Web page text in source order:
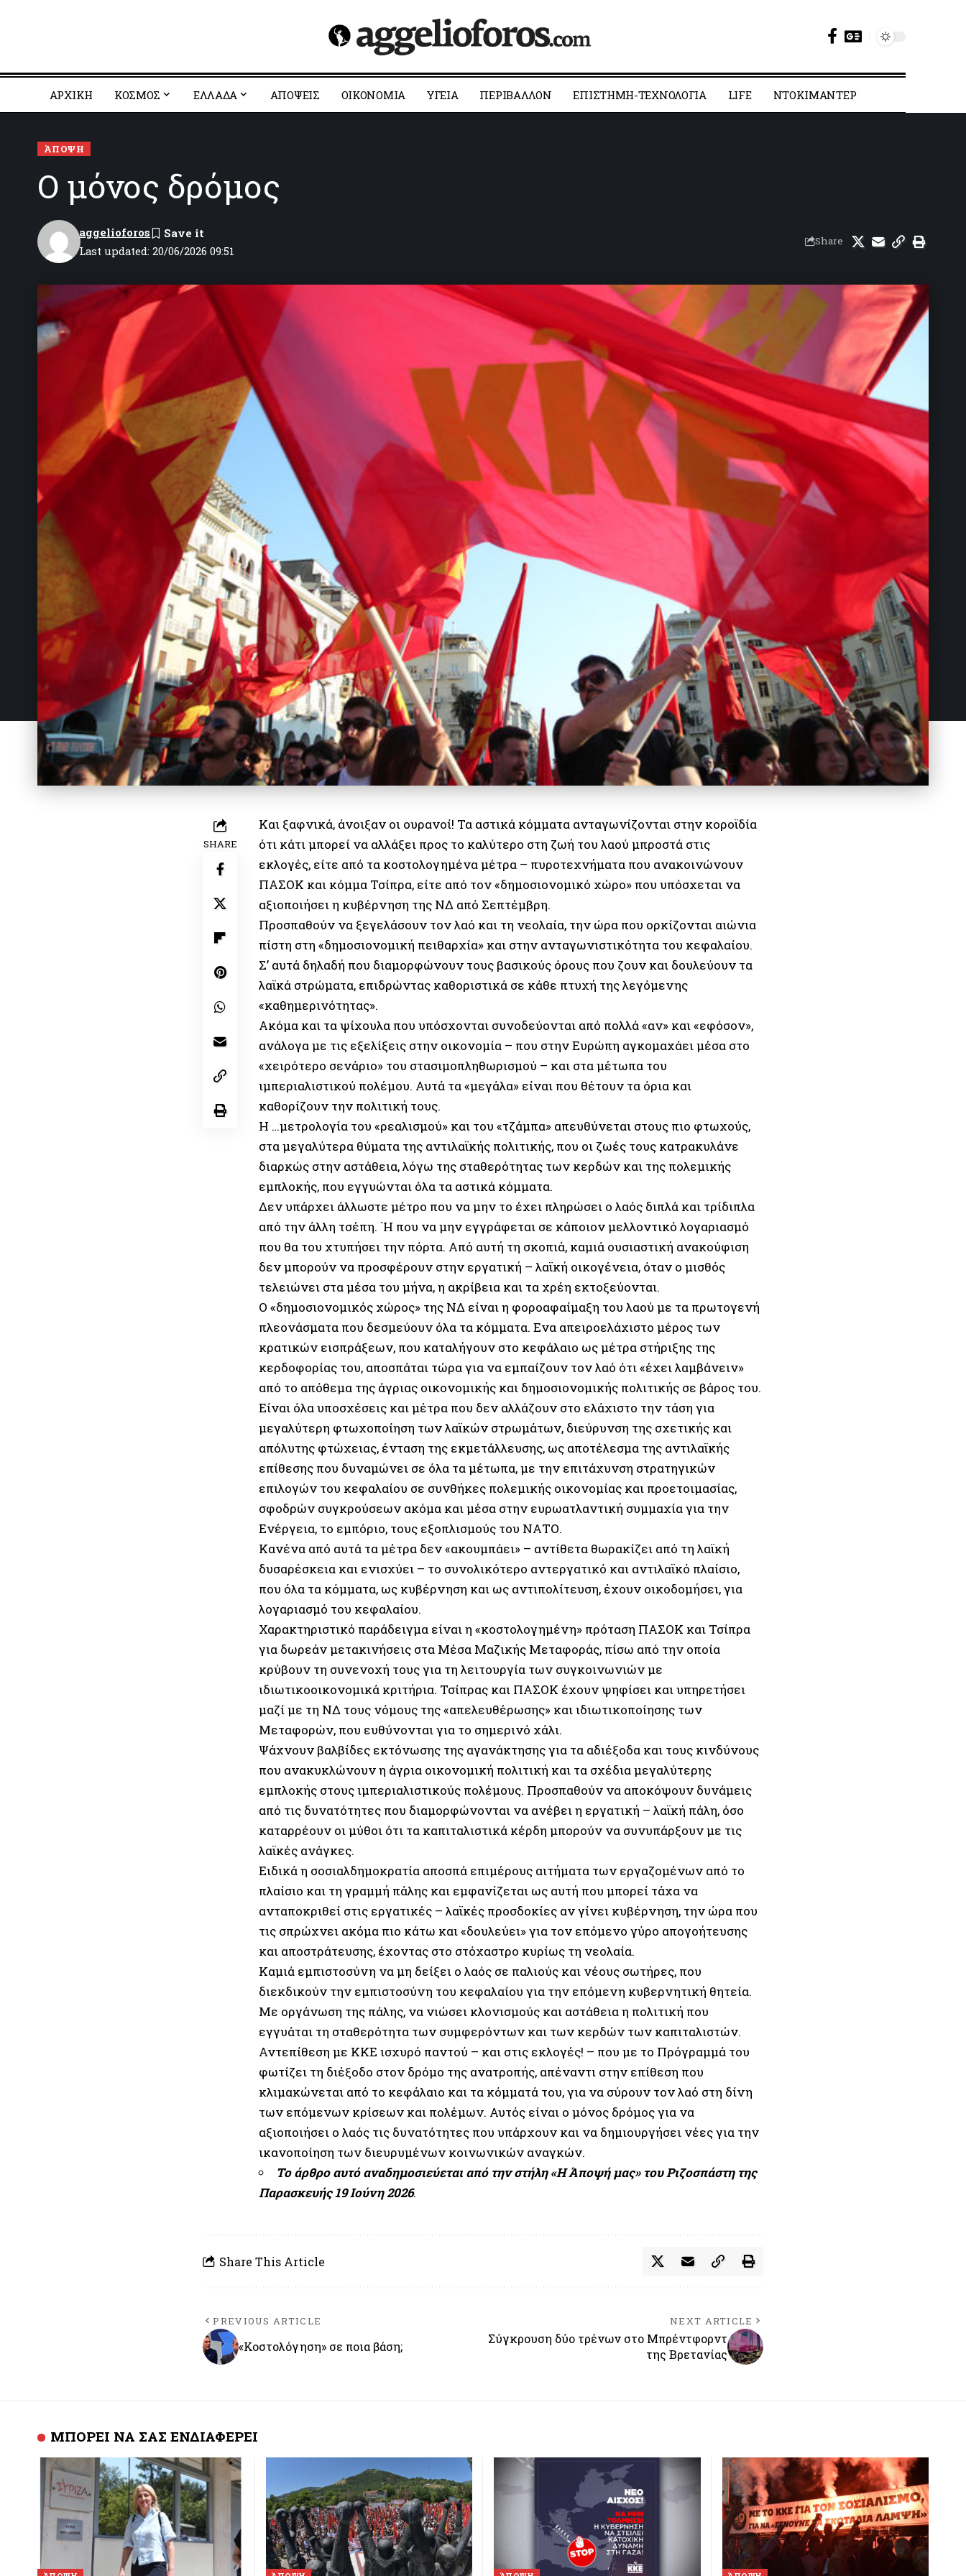
ΑΡΧΙΚΗ ΚΟΣΜΟΣ EΛΛΑΔΑ ΑΠΟΨΕΙΣ ΟΙΚΟΝΟΜΙΑ YΓΕΙΑ ΠΕΡΙΒΑΛΛΟΝ ΕΠΙΣΤΗΜΗ-ΤΕΧΝΟΛΟΓΙΑ LIFE ΝΤΟΚΙΜΑΝΤΕΡ
ΆΠΟΨΗ
Ο μόνος δρόμος
Last updated: 20/06/2026 09:51
aggelioforos
Share
SHARE
Και ξαφνικά, άνοιξαν οι ουρανοί! Τα αστικά κόμματα ανταγωνίζονται στην κοροϊδία
ότι κάτι μπορεί να αλλάξει προς το καλύτερο στη ζωή του λαού μπροστά στις
εκλογές, είτε από τα κοστολογημένα μέτρα – πυροτεχνήματα που ανακοινώνουν
ΠΑΣΟΚ και κόμμα Τσίπρα, είτε από τον «δημοσιονομικό χώρο» που υπόσχεται να
αξιοποιήσει η κυβέρνηση της ΝΔ από Σεπτέμβρη.
Προσπαθούν να ξεγελάσουν τον λαό και τη νεολαία, την ώρα που ορκίζονται αιώνια
πίστη στη «δημοσιονομική πειθαρχία» και στην ανταγωνιστικότητα του κεφαλαίου.
Σ’ αυτά δηλαδή που διαμορφώνουν τους βασικούς όρους που ζουν και δουλεύουν τα
λαϊκά στρώματα, επιδρώντας καθοριστικά σε κάθε πτυχή της λεγόμενης
«καθημερινότητας».
Ακόμα και τα ψίχουλα που υπόσχονται συνοδεύονται από πολλά «αν» και «εφόσον»,
ανάλογα με τις εξελίξεις στην οικονομία – που στην Ευρώπη αγκομαχάει μέσα στο
«χειρότερο σενάριο» του στασιμοπληθωρισμού – και στα μέτωπα του
ιμπεριαλιστικού πολέμου. Αυτά τα «μεγάλα» είναι που θέτουν τα όρια και
καθορίζουν την πολιτική τους.
Η …μετρολογία του «ρεαλισμού» και του «τζάμπα» απευθύνεται στους πιο φτωχούς,
στα μεγαλύτερα θύματα της αντιλαϊκής πολιτικής, που οι ζωές τους κατρακυλάνε
διαρκώς στην αστάθεια, λόγω της σταθερότητας των κερδών και της πολεμικής
εμπλοκής, που εγγυώνται όλα τα αστικά κόμματα.
Δεν υπάρχει άλλωστε μέτρο που να μην το έχει πληρώσει ο λαός διπλά και τρίδιπλα
από την άλλη τσέπη. `Η που να μην εγγράφεται σε κάποιον μελλοντικό λογαριασμό
που θα του χτυπήσει την πόρτα. Από αυτή τη σκοπιά, καμιά ουσιαστική ανακούφιση
δεν μπορούν να προσφέρουν στην εργατική – λαϊκή οικογένεια, όταν ο μισθός
τελειώνει στα μέσα του μήνα, η ακρίβεια και τα χρέη εκτοξεύονται.
Ο «δημοσιονομικός χώρος» της ΝΔ είναι η φοροαφαίμαξη του λαού με τα πρωτογενή
πλεονάσματα που δεσμεύουν όλα τα κόμματα. Ενα απειροελάχιστο μέρος των
κρατικών εισπράξεων, που καταλήγουν στο κεφάλαιο ως μέτρα στήριξης της
κερδοφορίας του, αποσπάται τώρα για να εμπαίζουν τον λαό ότι «έχει λαμβάνειν»
από το απόθεμα της άγριας οικονομικής και δημοσιονομικής πολιτικής σε βάρος του.
Είναι όλα υποσχέσεις και μέτρα που δεν αλλάζουν στο ελάχιστο την τάση για
μεγαλύτερη φτωχοποίηση των λαϊκών στρωμάτων, διεύρυνση της σχετικής και
απόλυτης φτώχειας, ένταση της εκμετάλλευσης, ως αποτέλεσμα της αντιλαϊκής
επίθεσης που δυναμώνει σε όλα τα μέτωπα, με την επιτάχυνση στρατηγικών
επιλογών του κεφαλαίου σε συνθήκες πολεμικής οικονομίας και προετοιμασίας,
σφοδρών συγκρούσεων ακόμα και μέσα στην ευρωατλαντική συμμαχία για την
Ενέργεια, το εμπόριο, τους εξοπλισμούς του ΝΑΤΟ.
Κανένα από αυτά τα μέτρα δεν «ακουμπάει» – αντίθετα θωρακίζει από τη λαϊκή
δυσαρέσκεια και ενισχύει – το συνολικότερο αντεργατικό και αντιλαϊκό πλαίσιο,
που όλα τα κόμματα, ως κυβέρνηση και ως αντιπολίτευση, έχουν οικοδομήσει, για
λογαριασμό του κεφαλαίου.
Χαρακτηριστικό παράδειγμα είναι η «κοστολογημένη» πρόταση ΠΑΣΟΚ και Τσίπρα
για δωρεάν μετακινήσεις στα Μέσα Μαζικής Μεταφοράς, πίσω από την οποία
κρύβουν τη συνενοχή τους για τη λειτουργία των συγκοινωνιών με
ιδιωτικοοικονομικά κριτήρια. Τσίπρας και ΠΑΣΟΚ έχουν ψηφίσει και υπηρετήσει
μαζί με τη ΝΔ τους νόμους της «απελευθέρωσης» και ιδιωτικοποίησης των
Μεταφορών, που ευθύνονται για το σημερινό χάλι.
Ψάχνουν βαλβίδες εκτόνωσης της αγανάκτησης για τα αδιέξοδα και τους κινδύνους
που ανακυκλώνουν η άγρια οικονομική πολιτική και τα σχέδια μεγαλύτερης
εμπλοκής στους ιμπεριαλιστικούς πολέμους. Προσπαθούν να αποκόψουν δυνάμεις
από τις δυνατότητες που διαμορφώνονται να ανέβει η εργατική – λαϊκή πάλη, όσο
καταρρέουν οι μύθοι ότι τα καπιταλιστικά κέρδη μπορούν να συνυπάρξουν με τις
λαϊκές ανάγκες.
Ειδικά η σοσιαλδημοκρατία αποσπά επιμέρους αιτήματα των εργαζομένων από το
πλαίσιο και τη γραμμή πάλης και εμφανίζεται ως αυτή που μπορεί τάχα να
ανταποκριθεί στις εργατικές – λαϊκές προσδοκίες αν γίνει κυβέρνηση, την ώρα που
τις σπρώχνει ακόμα πιο κάτω και «δουλεύει» για τον επόμενο γύρο απογοήτευσης
και αποστράτευσης, έχοντας στο στόχαστρο κυρίως τη νεολαία.
Καμιά εμπιστοσύνη να μη δείξει ο λαός σε παλιούς και νέους σωτήρες, που
διεκδικούν την εμπιστοσύνη του κεφαλαίου για την επόμενη κυβερνητική θητεία.
Με οργάνωση της πάλης, να νιώσει κλονισμούς και αστάθεια η πολιτική που
εγγυάται τη σταθερότητα των συμφερόντων και των κερδών των καπιταλιστών.
Αντεπίθεση με ΚΚΕ ισχυρό παντού – και στις εκλογές! – που με το Πρόγραμμά του
φωτίζει τη διέξοδο στον δρόμο της ανατροπής, απέναντι στην επίθεση που
κλιμακώνεται από το κεφάλαιο και τα κόμματά του, για να σύρουν τον λαό στη δίνη
των επόμενων κρίσεων και πολέμων. Αυτός είναι ο μόνος δρόμος για να
αξιοποιήσει ο λαός τις δυνατότητες που υπάρχουν και να δημιουργήσει νέες για την
ικανοποίηση των διευρυμένων κοινωνικών αναγκών.
Το άρθρο αυτό αναδημοσιεύεται από την στήλη«Η Άποψή μας»του Ριζοσπάστη της
Παρασκευής 19 Ιούνη 2026.
Share This Article
PREVIOUS ARTICLE
«Κοστολόγηση» σε ποια βάση;
NEXT ARTICLE
Σύγκρουση δύο τρένων στο Μπρέντφορντ
της Βρετανίας
ΜΠΟΡΕΙ ΝΑ ΣΑΣ ΕΝΔΙΑΦΕΡΕΙ